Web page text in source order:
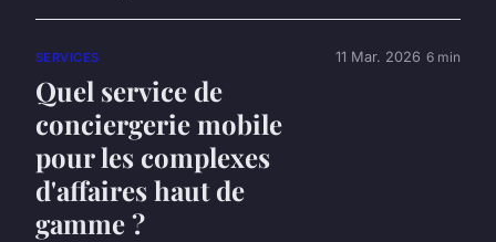
SERVICES
Quel service de
conciergerie mobile
pour les complexes
d'affaires haut de
gamme ?
11 Mar. 2026 6 min